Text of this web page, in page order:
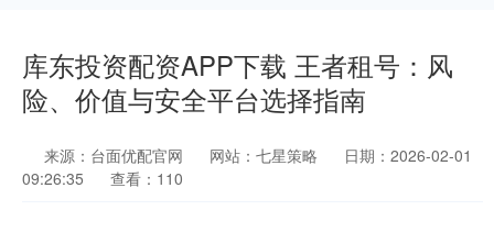
库东投资配资APP下载 王者租号：风
险、价值与安全平台选择指南
来源：台面优配官网 网站：七星策略
日期：2026-02-01
09:26:35
查看：110